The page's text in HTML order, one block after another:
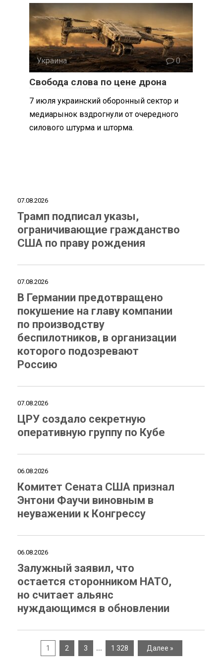
Украина 0
Свобода слова по цене дрона
7 июля украинский оборонный сектор и
медиарынок вздрогнули от очередного
силового штурма и шторма.
07.08.2026
Трамп подписал указы,
ограничивающие гражданство
США по праву рождения
07.08.2026
В Германии предотвращено
покушение на главу компании
по производству
беспилотников, в организации
которого подозревают
Россию
07.08.2026
ЦРУ создало секретную
оперативную группу по Кубе
06.08.2026
Комитет Сената США признал
Энтони Фаучи виновным в
неуважении к Конгрессу
06.08.2026
Залужный заявил, что
остается сторонником НАТО,
но считает альянс
нуждающимся в обновлении
1 2 3 … 1 328 Далее »